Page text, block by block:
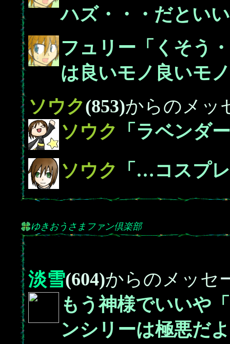
ハズ・・・だとい
フュリー「くそう
は良いモノ良いモ
ソウク(853)からのメッ
ソウク
「ラベンダ
ソウク
「…コスプ
ゆきおうさまファン倶楽部
淡雪(604)からのメッセ
もう神様でいいや
ンシリーは極悪だ